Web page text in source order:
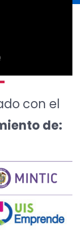
con el
de: